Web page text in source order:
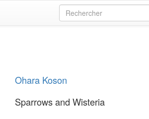
Ohara Koson
Sparrows and Wisteria